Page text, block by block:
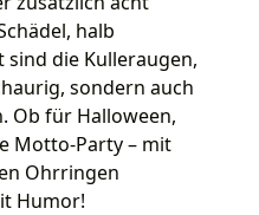
halb
sind die Kulleraugen,
sondern auch
Ob für Halloween,
Motto-Party – mit
Ohrringen
Humor!